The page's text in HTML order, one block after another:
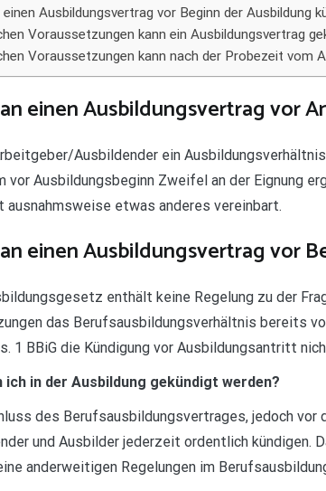
Ausbildungsvertrag vor Beginn der Ausbildung
Voraussetzungen kann ein Ausbildungsvertrag
Voraussetzungen kann nach der Probezeit vom
einen Ausbildungsvertrag vor
Ausbildender ein
vor Ausbildungsbeginn Zweifel an der Eignung
ausnahmsweise etwas anderes vereinbart.
einen Ausbildungsvertrag vor
enthält keine Regelung zu der
das Berufsausbildungsverhältnis bereits
1 BBiG die Kündigung vor Ausbildungsantritt
ich in der Ausbildung gekündigt werden?
des Berufsausbildungsvertrages, jedoch vor
und Ausbilder jederzeit ordentlich kündigen.
anderweitigen Regelungen im